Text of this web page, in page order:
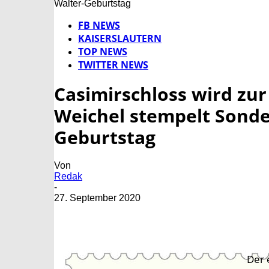
Walter-Geburtstag
FB NEWS
KAISERSLAUTERN
TOP NEWS
TWITTER NEWS
Casimirschloss wird
Weichel stempelt
Geburtstag
Von
Redak
-
27. September 2020
Der